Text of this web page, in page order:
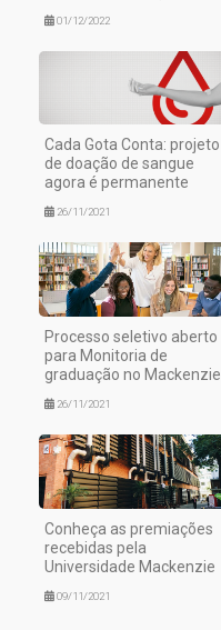
01/12/2022
Cada Gota Conta: projeto
de doação de sangue
agora é permanente
26/11/2021
Processo seletivo aberto
para Monitoria de
graduação no Mackenzie
26/11/2021
Conheça as premiações
recebidas pela
Universidade Mackenzie
09/11/2021